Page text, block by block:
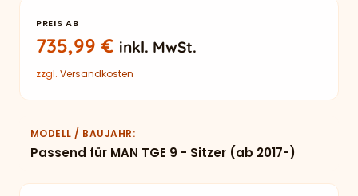
PREIS AB
735,99€ inkl. MwSt.
zzgl. Versandkosten
MODELL / BAUJAHR
Passend für MAN TGE 9 - Sitzer (ab 2017-)